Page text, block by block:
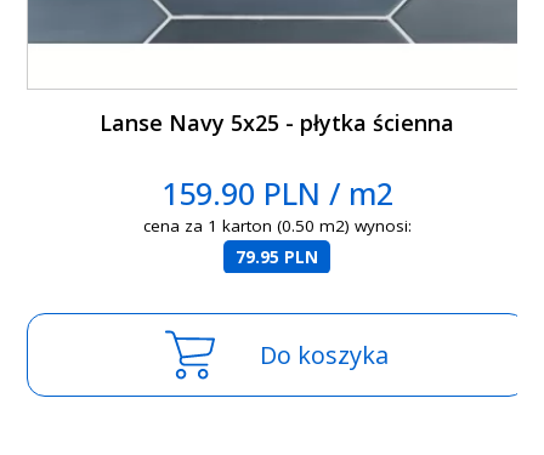
Lanse Navy 5x25 - płytka ścienna
159.90 PLN / m2
cena za 1 karton (0.50 m2) wynosi:
79.95 PLN
Do koszyka